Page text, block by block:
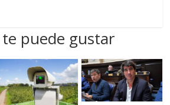
puede gustar